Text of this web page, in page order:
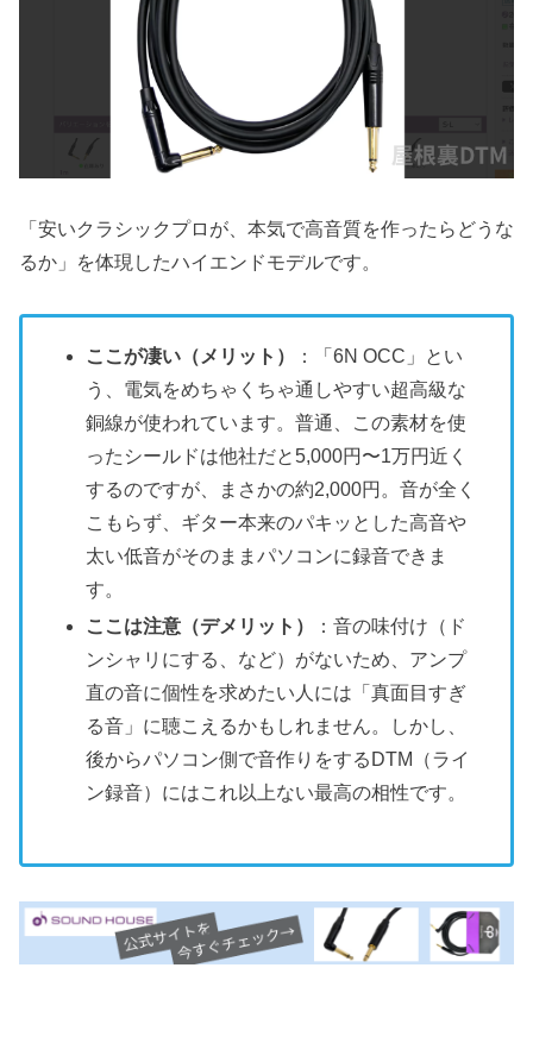
「安いクラシックプロが、本気で高音質を作ったらどうな
るか」を体現したハイエンドモデルです。
ここが凄い（メリット）
：「6N OCC」とい
う、電気をめちゃくちゃ通しやすい超高級な
銅線が使われています。普通、この素材を使
ったシールドは他社だと5,000円〜1万円近く
するのですが、まさかの約2,000円。音が全く
こもらず、ギター本来のパキッとした高音や
太い低音がそのままパソコンに録音できま
す。
ここは注意（デメリット）
：音の味付け（ド
ンシャリにする、など）がないため、アンプ
直の音に個性を求めたい人には「真面目すぎ
る音」に聴こえるかもしれません。しかし、
後からパソコン側で音作りをするDTM（ライ
ン録音）にはこれ以上ない最高の相性です。